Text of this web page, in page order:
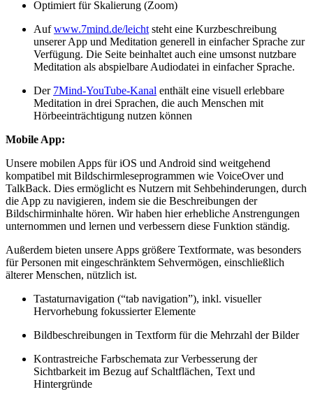
Optimiert für Skalierung (Zoom)
Aufwww.7mind.de/leicht steht eine Kurzbeschreibung
unserer App und Meditation generell in einfacher Sprache zur
Verfügung. Die Seite beinhaltet auch eine umsonst nutzbare
Meditation als abspielbare Audiodatei in einfacher Sprache.
Der 7Mind-YouTube-Kanal enthält eine visuell erlebbare
Meditation in drei Sprachen, die auch Menschen mit
Hörbeeinträchtigung nutzen können
Mobile App:
Unsere mobilen Apps für iOS und Android sind weitgehend
kompatibel mit Bildschirmleseprogrammen wie VoiceOver und
TalkBack. Dies ermöglicht es Nutzern mit Sehbehinderungen, durch
die App zu navigieren, indem sie die Beschreibungen der
Bildschirminhalte hören. Wir haben hier erhebliche Anstrengungen
unternommen und lernen und verbessern diese Funktion ständig.
Außerdem bieten unsere Apps größere Textformate, was besonders
für Personen mit eingeschränktem Sehvermögen, einschließlich
älterer Menschen, nützlich ist.
Tastaturnavigation (“tab navigation”), inkl. visueller
Hervorhebung fokussierter Elemente
Bildbeschreibungen in Textform für die Mehrzahl der Bilder
Kontrastreiche Farbschemata zur Verbesserung der
Sichtbarkeit im Bezug auf Schaltflächen, Text und
Hintergründe